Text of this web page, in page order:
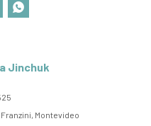
Jinchuk
Montevideo
